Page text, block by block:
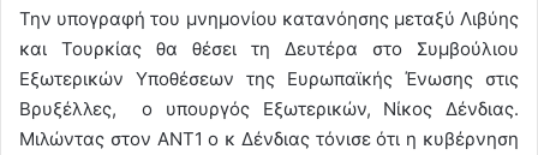
Την υπογραφή του μνημονίου κατανόησης μεταξύ Λιβύης
και Τουρκίας θα θέσει τη Δευτέρα στο Συμβούλιου
Εξωτερικών Υποθέσεων της Ευρωπαϊκής Ένωσης στις
Βρυξέλλες, ο υπουργός Εξωτερικών, Νίκος Δένδιας.
Μιλώντας στον ΑΝΤ1 ο κ Δένδιας τόνισε ότι η κυβέρνηση